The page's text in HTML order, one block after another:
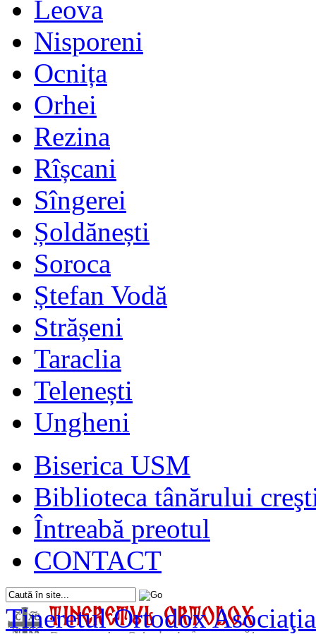
Leova
Nisporeni
Ocnița
Orhei
Rezina
Rîșcani
Sîngerei
Șoldănești
Soroca
Ștefan Vodă
Strășeni
Taraclia
Telenești
Ungheni
Biserica USM
Biblioteca tânărului
Întreabă preotul
CONTACT
Tineretul Ortodox